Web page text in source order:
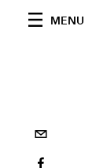
MENU